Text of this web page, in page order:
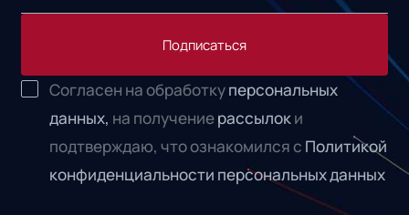
Подписаться
Согласен на обработкуперсональных
данных, на получениерассылоки
подтверждаю, что ознакомился с Политикой
конфиденциальности персональных данных